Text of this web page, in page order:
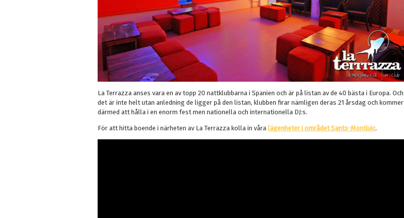
La Terrazza anses vara en av topp 20 nattklubbarna i Spanien och är på listan av de 40 bästa i Europa. Och
det är inte helt utan anledning de ligger på den listan, klubben firar nämligen deras 21 årsdag och kommer
därmed att hålla i en enorm fest men nationella och internationella DJ:s.
För att hitta boende i närheten av La Terrazza kolla in våra lägenheter i området Sants-Montjuic.